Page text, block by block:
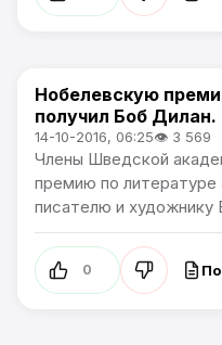
В мире
Нобелевскую
получил Боб Дилан.
14-10-2016, 06:25👁 3 569
Члены Шведской
премию по литературе
писателю и художнику
0